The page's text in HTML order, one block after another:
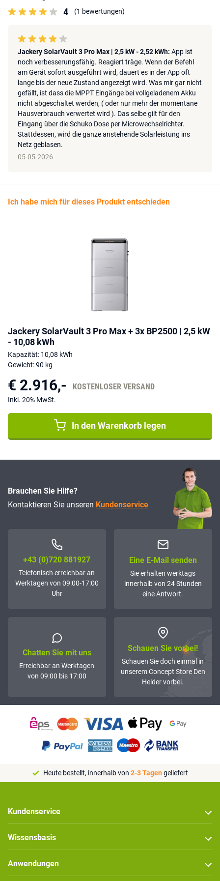
Mit drei BP2500 Batterien wächst die SolarVault 3 Pro Max zu
erzeugten Solarstroms zu speichern und später zu nutzen. Zum
Beispiel in den Abendstunden oder bei höherem gleichzeitigen
Stromverbrauch im Haushalt.
So entwickelt sich eine bestehende PV-Anlage von einer reinen
Stromquelle zu einem aktiven Energiesystem, in dem Energie
gespeichert und im Haushalt genutzt wird.
Hinweis:Bei einer Ausgangsleistung über800 Wempfehlen wir den
Anschluss an eineneigenen Stromkreisim Sicherungskasten, der
nicht mit anderen Geräten geteilt wird. Lassen Sie dies von einer
qualifizierten Elektrofachkraft prüfen oder installieren.
4 (1 bewertungen)
Jackery SolarVault 3 Pro Max | 2,5 kW - 2,52 kWh: App ist
noch verbesserungsfähig. Reagiert träge. Wenn der Befehl
am Gerät sofort ausgeführt wird, dauert es in der App oft
lange bis der neue Zustand angezeigt wird. Was mir gar nicht
gefällt, ist dass die MPPT Eingänge bei vollgeladenem Akku
nicht abgeschaltet werden, ( oder nur mehr der momentane
Hausverbrauch verwertet wird ). Das selbe gilt für den
Eingang über die Schuko Dose per Microwechselrichter.
Stattdessen, wird die ganze anstehende Solarleistung ins
Netz geblasen.
05-05-2026
Ich habe mich für dieses Produkt entschieden
Jackery SolarVault 3 Pro Max + 3x BP2500 | 2,5 kW
- 10,08 kWh
Kapazität: 10,08 kWh
Gewicht: 90 kg
€ 2.916,- KOSTENLOSER VERSAND
Inkl. 20% MwSt.
In den Warenkorb legen
Brauchen Sie Hilfe?
Kontaktieren Sie unseren Kundenservice
+43 (0)72­0 881927
Telefonisch erreichbar an
Werktagen von 09:00-17:00
Uhr
Eine E-Mail senden
Sie erhalten werktags
innerhalb von 24 Stunden
eine Antwort.
Chatten Sie mit uns
Erreichbar an Werktagen
von 09:00 bis 17:00
Schauen Sie vorbei!
Schauen Sie doch einmal in
unserem Concept Store Den
Helder vorbei.
Heute bestellt, innerhalb von 2-3 Tagengeliefert
Kundenservice
Wissensbasis
Anwendungen